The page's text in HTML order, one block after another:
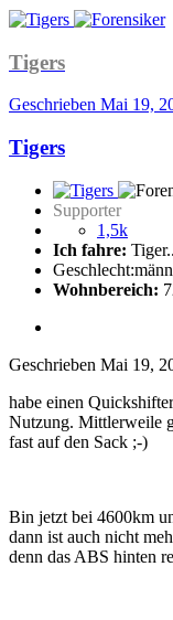
Tigers
Geschrieben Mai 19,
Tigers
Supporter
1,5k
Ich fahre:
Geschlecht:
Wohnbereich:
Geschrieben Mai 19,
habe einen
Nutzung. Mittlerweile
fast auf den Sack ;-)
Bin jetzt bei 4600km
dann ist auch nicht
denn das ABS hinten